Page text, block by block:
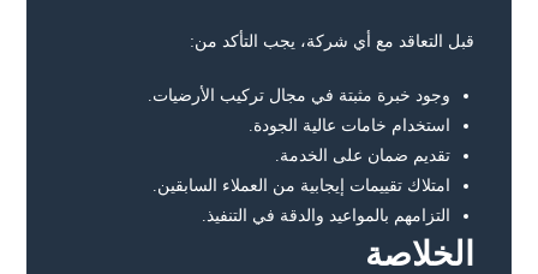
قبل التعاقد مع أي شركة، يجب التأكد من:
وجود خبرة مثبتة في مجال تركيب الأرضيات.
استخدام خامات عالية الجودة.
تقديم ضمان على الخدمة.
امتلاك تقييمات إيجابية من العملاء السابقين.
التزامهم بالمواعيد والدقة في التنفيذ.
الخلاصة